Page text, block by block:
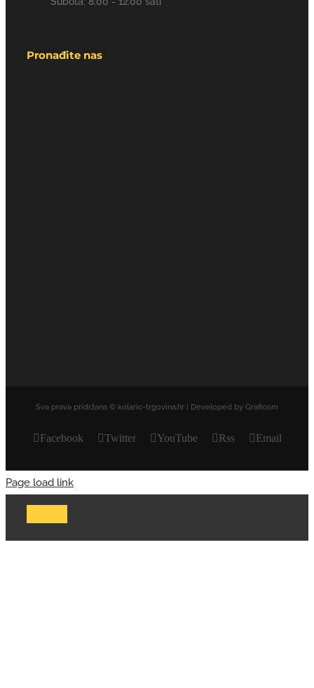
Pronađite nas
Sva prava pridržana © kolaric-trgovina.hr | Developed by Graficom
Facebook Twitter YouTube Rss Email
Page load link